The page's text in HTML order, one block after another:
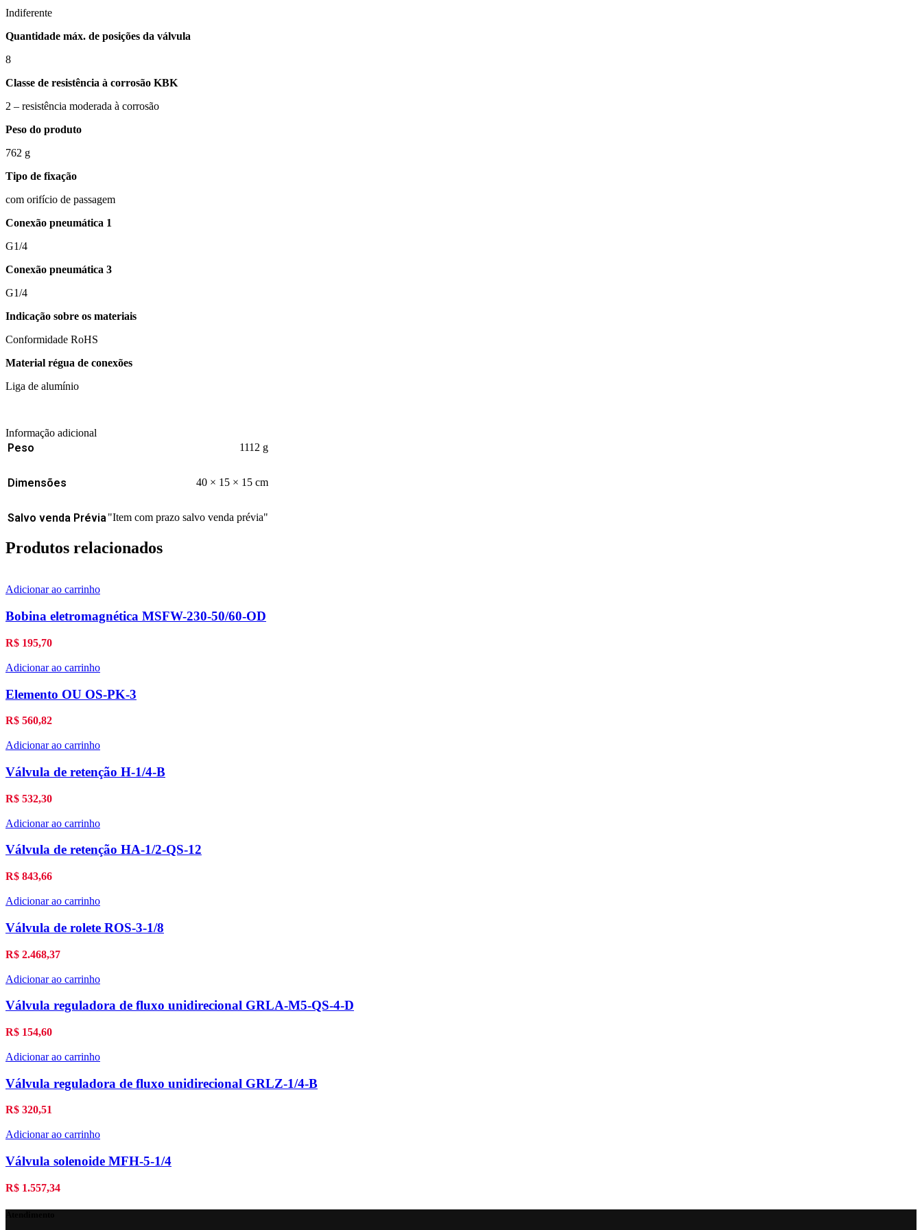
Indiferente
Quantidade máx. de posições da válvula
8
Classe de resistência à corrosão KBK
2 – resistência moderada à corrosão
Peso do produto
762 g
Tipo de fixação
com orifício de passagem
Conexão pneumática 1
G1/4
Conexão pneumática 3
G1/4
Indicação sobre os materiais
Conformidade RoHS
Material régua de conexões
Liga de alumínio
Informação adicional
Peso 1112 g
Dimensões 40 × 15 × 15 cm
Salvo venda Prévia "Item com prazo salvo venda prévia"
Produtos relacionados
Adicionar ao carrinho
Bobina eletromagnética MSFW-230-50/60-OD
R$ 195,70
Adicionar ao carrinho
Elemento OU OS-PK-3
R$ 560,82
Adicionar ao carrinho
Válvula de retenção H-1/4-B
R$ 532,30
Adicionar ao carrinho
Válvula de retenção HA-1/2-QS-12
R$ 843,66
Adicionar ao carrinho
Válvula de rolete ROS-3-1/8
R$ 2.468,37
Adicionar ao carrinho
Válvula reguladora de fluxo unidirecional GRLA-M5-QS-4-D
R$ 154,60
Adicionar ao carrinho
Válvula reguladora de fluxo unidirecional GRLZ-1/4-B
R$ 320,51
Adicionar ao carrinho
Válvula solenoide MFH-5-1/4
R$ 1.557,34